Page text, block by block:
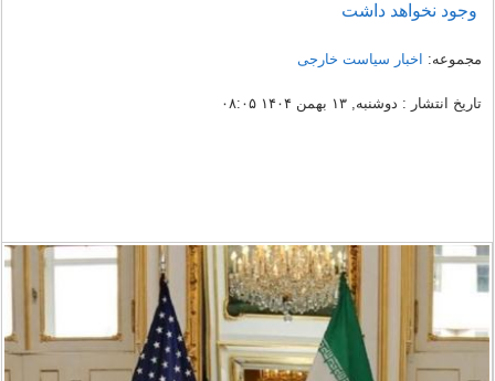
وجود نخواهد داشت
مجموعه: اخبار سیاست خارجی
تاریخ انتشار : دوشنبه, ۱۳ بهمن ۱۴۰۴ ۰۸:۰۵